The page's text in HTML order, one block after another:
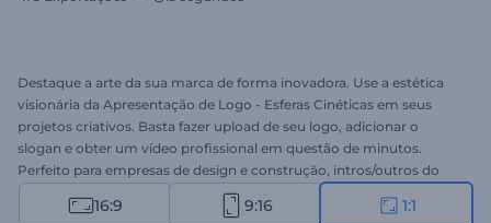
Destaque a arte da sua marca de forma inovadora. Use a estética
visionária da Apresentação de Logo - Esferas Cinéticas em seus
projetos criativos. Basta fazer upload de seu logo, adicionar o
slogan e obter um vídeo profissional em questão de minutos.
Perfeito para empresas de design e construção, intros/outros do
YouTube, projetos de marca, apresentações corporativas e muito
outros projetos. Dê uma chance a este template agora!
16:9 9:16 1:1